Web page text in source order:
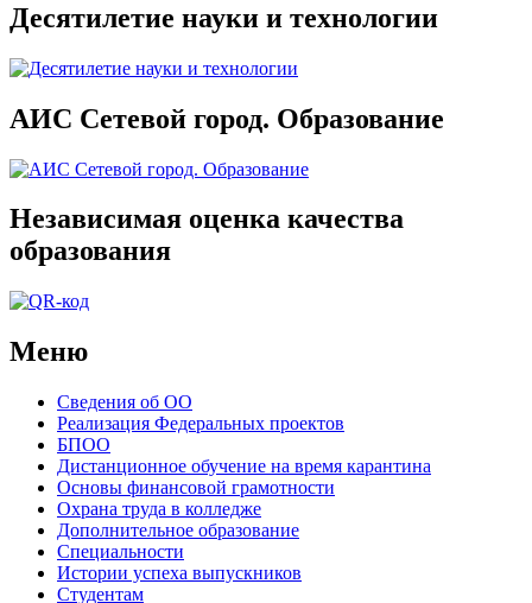
Десятилетие науки и технологии
АИС Сетевой город. Образование
Независимая оценка качества
образования
Меню
Сведения об ОО
Реализация Федеральных проектов
БПОО
Дистанционное обучение на время карантина
Основы финансовой грамотности
Охрана труда в колледже
Дополнительное образование
Специальности
Истории успеха выпускников
Студентам